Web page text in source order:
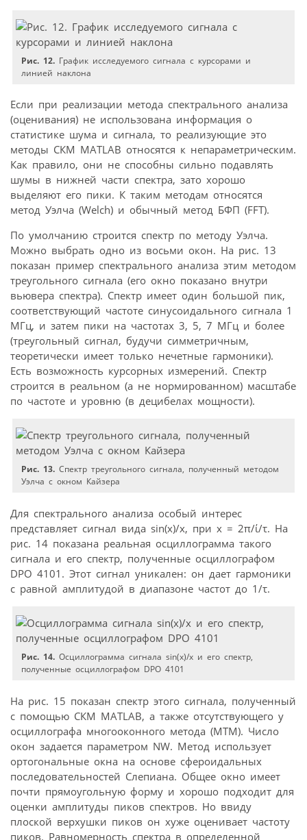
Рис. 12. График исследуемого сигнала с курсорами и
линией наклона
Если при реализации метода спектрального анализа
(оценивания) не использована информация о
статистике шума и сигнала, то реализующие это
методы СКМ MATLAB относятся к непараметрическим.
Как правило, они не способны сильно подавлять
шумы в нижней части спектра, зато хорошо
выделяют его пики. К таким методам относятся
метод Уэлча (Welch) и обычный метод БФП (FFT).
По умолчанию строится спектр по методу Уэлча.
Можно выбрать одно из восьми окон. На рис. 13
показан пример спектрального анализа этим методом
треугольного сигнала (его окно показано внутри
вьювера спектра). Спектр имеет один большой пик,
соответствующий частоте синусоидального сигнала 1
МГц, и затем пики на частотах 3, 5, 7 МГц и более
(треугольный сигнал, будучи симметричным,
теоретически имеет только нечетные гармоники).
Есть возможность курсорных измерений. Спектр
строится в реальном (а не нормированном) масштабе
по частоте и уровню (в децибелах мощности).
Рис. 13. Спектр треугольного сигнала, полученный методом
Уэлча с окном Кайзера
Для спектрального анализа особый интерес
представляет сигнал вида sin(x)/x, при x = 2π/ί/τ. На
рис. 14 показана реальная осциллограмма такого
сигнала и его спектр, полученные осциллографом
DPO 4101. Этот сигнал уникален: он дает гармоники
с равной амплитудой в диапазоне частот до 1/τ.
Рис. 14. Осциллограмма сигнала sin(x)/x и его спектр,
полученные осциллографом DPO 4101
На рис. 15 показан спектр этого сигнала, полученный
с помощью СКМ MATLAB, а также отсутствующего у
осциллографа многооконного метода (МТМ). Число
окон задается параметром NW. Метод использует
ортогональные окна на основе сфероидальных
последовательностей Слепиана. Общее окно имеет
почти прямоугольную форму и хорошо подходит для
оценки амплитуды пиков спектров. Но ввиду
плоской верхушки пиков он хуже оценивает частоту
пиков. Равномерность спектра в определенной